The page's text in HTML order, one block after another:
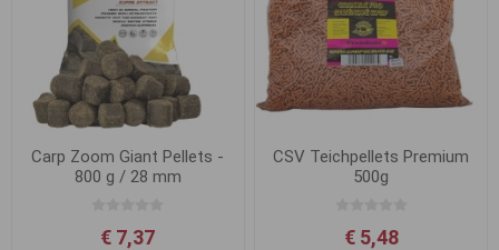
Carp Zoom Giant Pellets -
800 g / 28 mm
€ 7,37
CSV Teichpellets Premium
500g
€ 5,48